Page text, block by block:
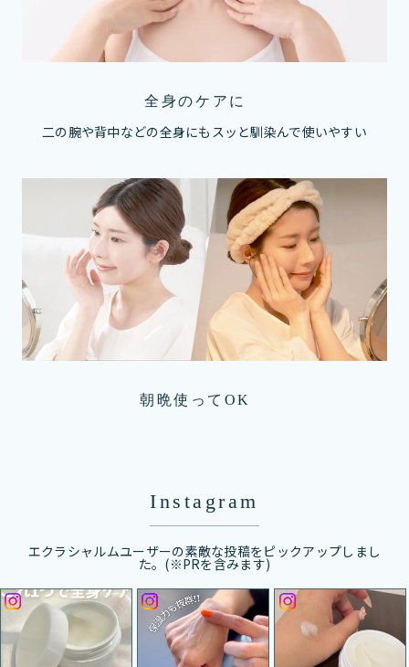
全身のケアに
二の腕や背中などの全身にもスッと馴染んで使いやすい
朝晩使ってOK
Instagram
エクラシャルムユーザーの素敵な投稿をピックアップしまし
た。(※PRを含みます)